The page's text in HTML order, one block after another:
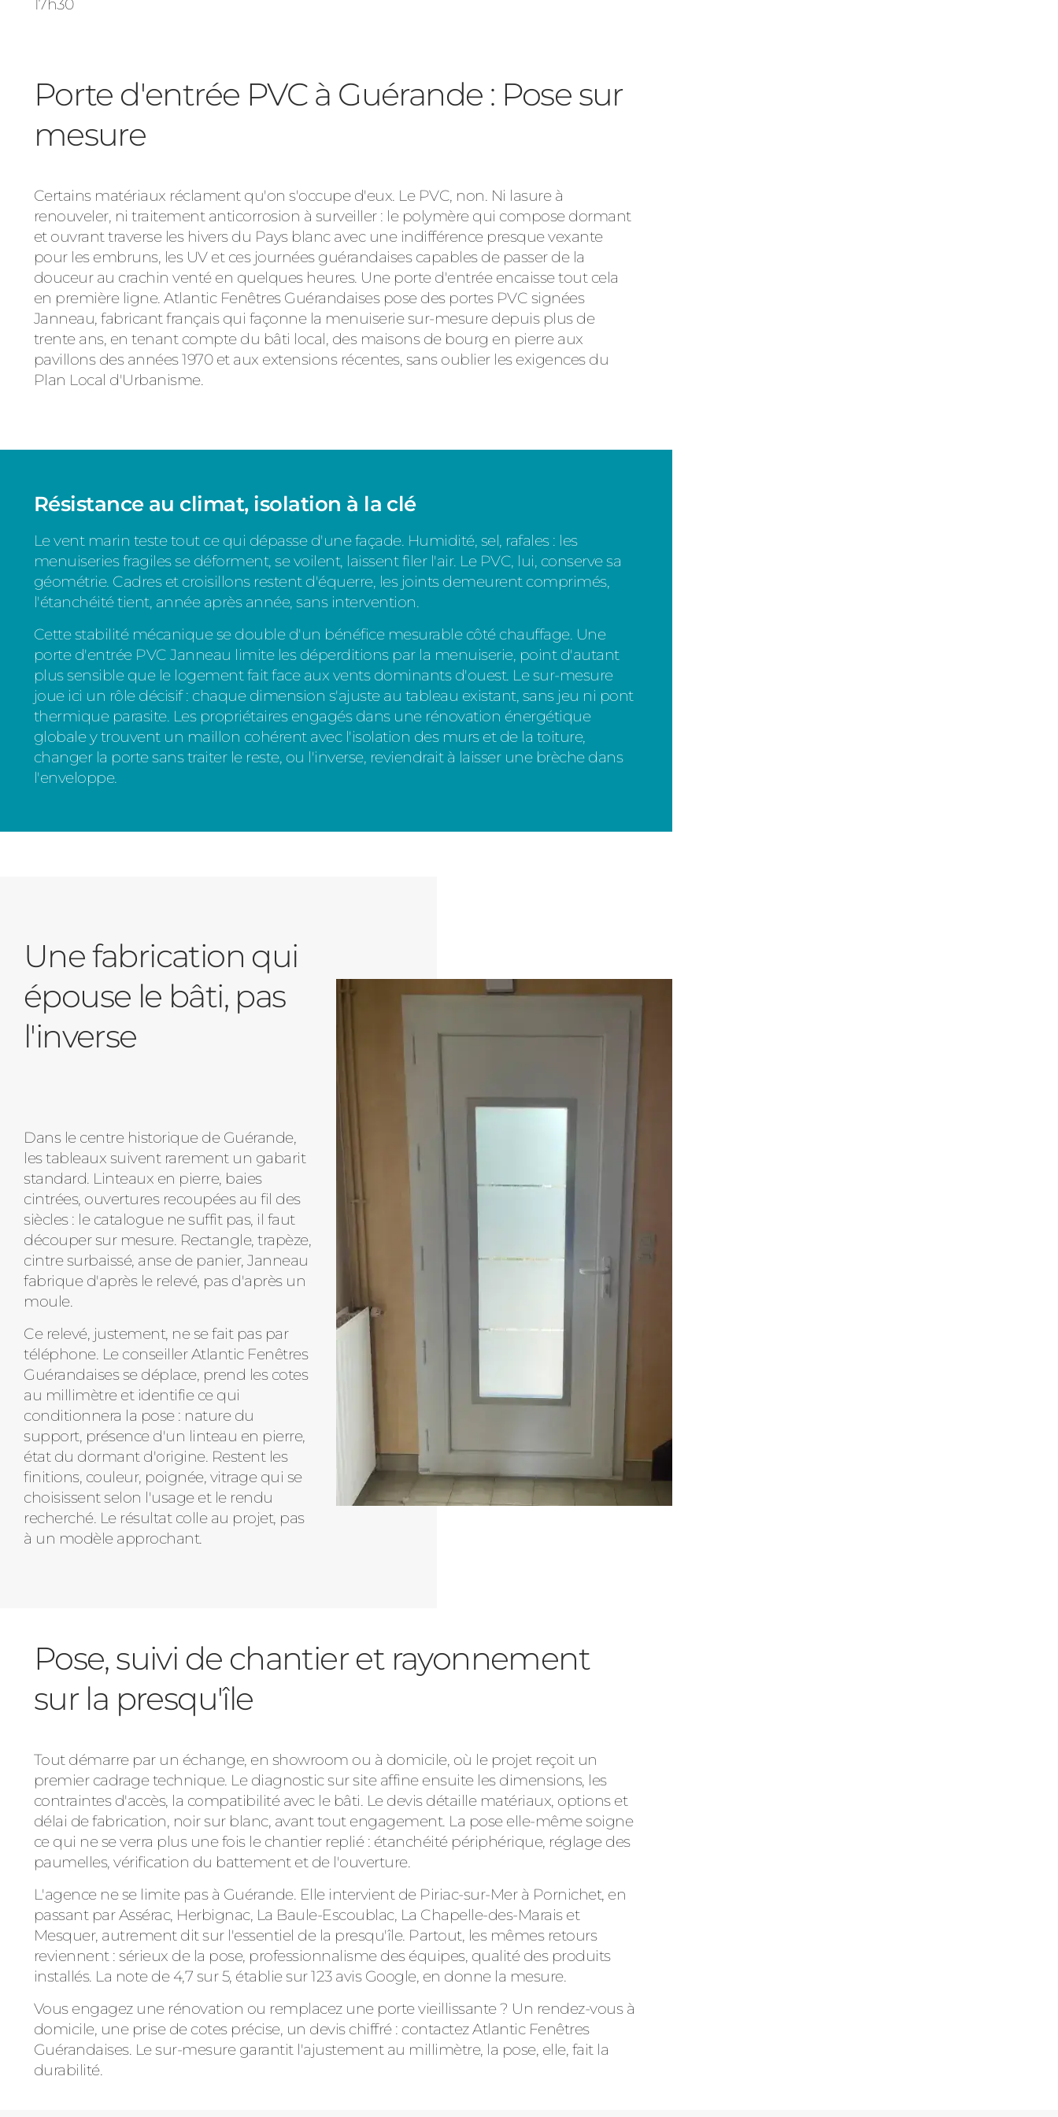
17h30
Porte d'entrée PVC à Guérande : Pose sur
mesure
Certains matériaux réclament qu'on s'occupe d'eux. Le PVC, non. Ni lasure à
renouveler, ni traitement anticorrosion à surveiller : le polymère qui compose dormant
et ouvrant traverse les hivers du Pays blanc avec une indifférence presque vexante
pour les embruns, les UV et ces journées guérandaises capables de passer de la
douceur au crachin venté en quelques heures. Une porte d'entrée encaisse tout cela
en première ligne. Atlantic Fenêtres Guérandaises pose des portes PVC signées
Janneau, fabricant français qui façonne la menuiserie sur-mesure depuis plus de
trente ans, en tenant compte du bâti local, des maisons de bourg en pierre aux
pavillons des années 1970 et aux extensions récentes, sans oublier les exigences du
Plan Local d'Urbanisme.
Résistance au climat, isolation à la clé
Le vent marin teste tout ce qui dépasse d'une façade. Humidité, sel, rafales : les
menuiseries fragiles se déforment, se voilent, laissent filer l'air. Le PVC, lui, conserve sa
géométrie. Cadres et croisillons restent d'équerre, les joints demeurent comprimés,
l'étanchéité tient, année après année, sans intervention.
Cette stabilité mécanique se double d'un bénéfice mesurable côté chauffage. Une
porte d'entrée PVC Janneau limite les déperditions par la menuiserie, point d'autant
plus sensible que le logement fait face aux vents dominants d'ouest. Le sur-mesure
joue ici un rôle décisif : chaque dimension s'ajuste au tableau existant, sans jeu ni pont
thermique parasite. Les propriétaires engagés dans une rénovation énergétique
globale y trouvent un maillon cohérent avec l'isolation des murs et de la toiture,
changer la porte sans traiter le reste, ou l'inverse, reviendrait à laisser une brèche dans
l'enveloppe.
Une fabrication qui
épouse le bâti, pas
l'inverse
Dans le centre historique de Guérande,
les tableaux suivent rarement un gabarit
standard. Linteaux en pierre, baies
cintrées, ouvertures recoupées au fil des
siècles : le catalogue ne suffit pas, il faut
découper sur mesure. Rectangle, trapèze,
cintre surbaissé, anse de panier, Janneau
fabrique d'après le relevé, pas d'après un
moule.
Ce relevé, justement, ne se fait pas par
téléphone. Le conseiller Atlantic Fenêtres
Guérandaises se déplace, prend les cotes
au millimètre et identifie ce qui
conditionnera la pose : nature du
support, présence d'un linteau en pierre,
état du dormant d'origine. Restent les
finitions, couleur, poignée, vitrage qui se
choisissent selon l'usage et le rendu
recherché. Le résultat colle au projet, pas
à un modèle approchant.
Pose, suivi de chantier et rayonnement
sur la presqu'île
Tout démarre par un échange, en showroom ou à domicile, où le projet reçoit un
premier cadrage technique. Le diagnostic sur site affine ensuite les dimensions, les
contraintes d'accès, la compatibilité avec le bâti. Le devis détaille matériaux, options et
délai de fabrication, noir sur blanc, avant tout engagement. La pose elle-même soigne
ce qui ne se verra plus une fois le chantier replié : étanchéité périphérique, réglage des
paumelles, vérification du battement et de l'ouverture.
L'agence ne se limite pas à Guérande. Elle intervient de Piriac-sur-Mer à Pornichet, en
passant par Assérac, Herbignac, La Baule-Escoublac, La Chapelle-des-Marais et
Mesquer, autrement dit sur l'essentiel de la presqu'île. Partout, les mêmes retours
reviennent : sérieux de la pose, professionnalisme des équipes, qualité des produits
installés. La note de 4,7 sur 5, établie sur 123 avis Google, en donne la mesure.
Vous engagez une rénovation ou remplacez une porte vieillissante ? Un rendez-vous à
domicile, une prise de cotes précise, un devis chiffré : contactez Atlantic Fenêtres
Guérandaises. Le sur-mesure garantit l'ajustement au millimètre, la pose, elle, fait la
durabilité.